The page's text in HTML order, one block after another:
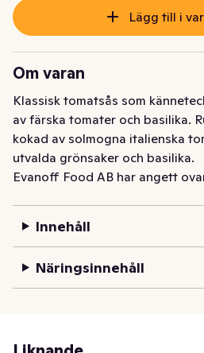
Lägg till i
Om varan
Klassisk tomatsås som
av färska tomater och basilika.
kokad av solmogna italienska
utvalda grönsaker och basilika.
Evanoff Food AB har angett
Innehåll
Näringsinnehåll